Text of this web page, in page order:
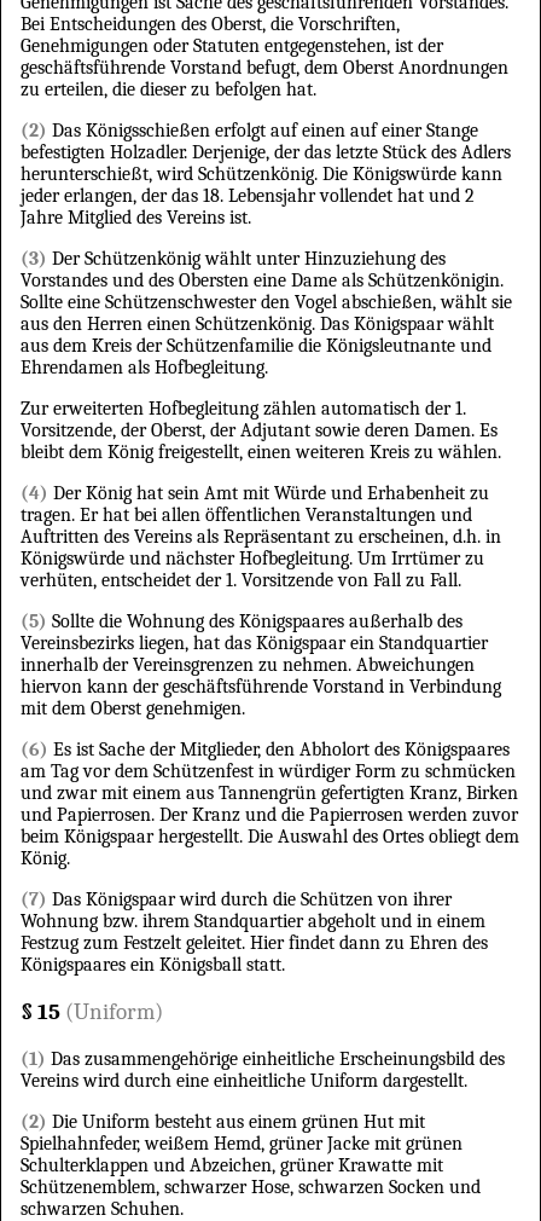
Bei Entscheidungen des Oberst, die Vorschriften,
Genehmigungen oder Statuten entgegenstehen, ist der
geschäftsführende Vorstand befugt, dem Oberst Anordnungen
zu erteilen, die dieser zu befolgen hat.
(2) Das Königsschießen erfolgt auf einen auf einer Stange
befestigten Holzadler. Derjenige, der das letzte Stück des Adlers
herunterschießt, wird Schützenkönig. Die Königswürde kann
jeder erlangen, der das 18. Lebensjahr vollendet hat und 2
Jahre Mitglied des Vereins ist.
(3) Der Schützenkönig wählt unter Hinzuziehung des
Vorstandes und des Obersten eine Dame als Schützenkönigin.
Sollte eine Schützenschwester den Vogel abschießen, wählt sie
aus den Herren einen Schützenkönig. Das Königspaar wählt
aus dem Kreis der Schützenfamilie die Königsleutnante und
Ehrendamen als Hofbegleitung.
Zur erweiterten Hofbegleitung zählen automatisch der 1.
Vorsitzende, der Oberst, der Adjutant sowie deren Damen. Es
bleibt dem König freigestellt, einen weiteren Kreis zu wählen.
(4) Der König hat sein Amt mit Würde und Erhabenheit zu
tragen. Er hat bei allen öffentlichen Veranstaltungen und
Auftritten des Vereins als Repräsentant zu erscheinen, d.h. in
Königswürde und nächster Hofbegleitung. Um Irrtümer zu
verhüten, entscheidet der 1. Vorsitzende von Fall zu Fall.
(5) Sollte die Wohnung des Königspaares außerhalb des
Vereinsbezirks liegen, hat das Königspaar ein Standquartier
innerhalb der Vereinsgrenzen zu nehmen. Abweichungen
hiervon kann der geschäftsführende Vorstand in Verbindung
mit dem Oberst genehmigen.
(6) Es ist Sache der Mitglieder, den Abholort des Königspaares
am Tag vor dem Schützenfest in würdiger Form zu schmücken
und zwar mit einem aus Tannengrün gefertigten Kranz, Birken
und Papierrosen. Der Kranz und die Papierrosen werden zuvor
beim Königspaar hergestellt. Die Auswahl des Ortes obliegt dem
König.
(7) Das Königspaar wird durch die Schützen von ihrer
Wohnung bzw. ihrem Standquartier abgeholt und in einem
Festzug zum Festzelt geleitet. Hier findet dann zu Ehren des
Königspaares ein Königsball statt.
§ 15 (Uniform)
(1) Das zusammengehörige einheitliche Erscheinungsbild des
Vereins wird durch eine einheitliche Uniform dargestellt.
(2) Die Uniform besteht aus einem grünen Hut mit
Spielhahnfeder, weißem Hemd, grüner Jacke mit grünen
Schulterklappen und Abzeichen, grüner Krawatte mit
Schützenemblem, schwarzer Hose, schwarzen Socken und
schwarzen Schuhen.